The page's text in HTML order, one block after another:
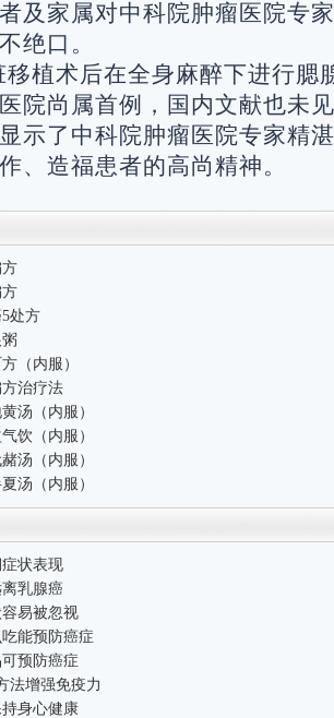
及家属对中科院肿瘤医院专
绝口。
术后在全身麻醉下进行腮
院尚属首例，国内文献也未
示了中科院肿瘤医院专家精
、造福患者的高尚精神。
处方
（内服）
治疗法
汤（内服）
饮（内服）
汤（内服）
汤（内服）
状表现
乳腺癌
易被忽视
能预防癌症
预防癌症
法增强免疫力
身心健康